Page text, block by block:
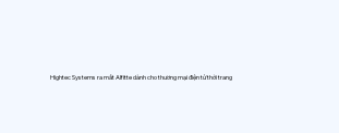
Hightec Systems ra mắt AIfitte dành cho thương mại điện tử thời trang